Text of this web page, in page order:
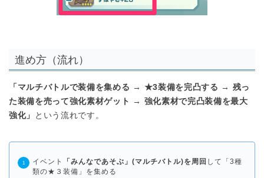
進め方（流れ）
「マルチバトルで装備を集める → ★3装備を完凸する → 残っ
た装備を売って強化素材ゲット → 強化素材で完凸装備を最大
強化」
という流れです。
イベント 「みんなであそぶ」(マルチバトル)を周回 して「3種
類の★３装備」を集める